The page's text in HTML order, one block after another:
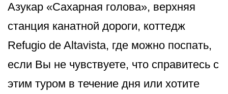
Азукар «Сахарная голова», верхняя
станция канатной дороги, коттедж
Refugio de Altavista, где можно поспать,
если Вы не чувствуете, что справитесь с
этим туром в течение дня или хотите